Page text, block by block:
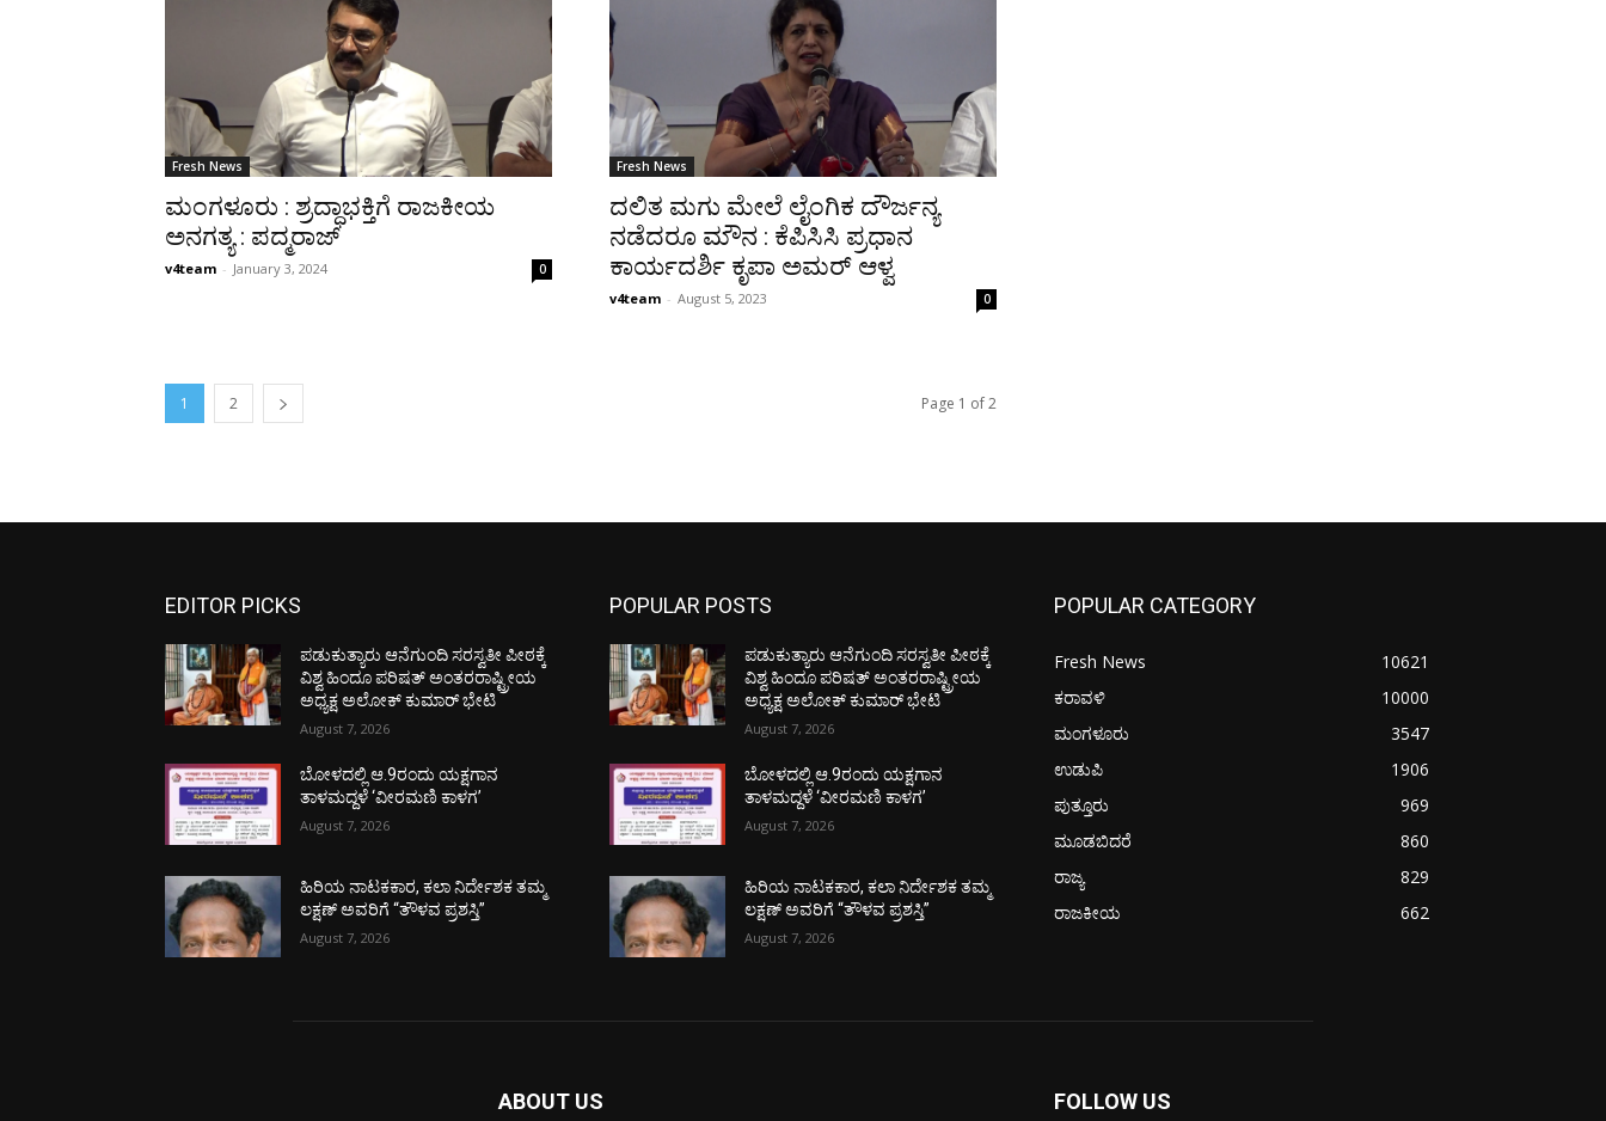
Fresh News
ಮಂಗಳೂರು : ಶ್ರದ್ಧಾಭಕ್ತಿಗೆ ರಾಜಕೀಯ
ಅನಗತ್ಯ : ಪದ್ಮರಾಜ್
v4team - January 3, 2024 0
Fresh News
ದಲಿತ ಮಗು ಮೇಲೆ ಲೈಂಗಿಕ ದೌರ್ಜನ್ಯ
ನಡೆದರೂ ಮೌನ : ಕೆಪಿಸಿಸಿ ಪ್ರಧಾನ
ಕಾರ್ಯದರ್ಶಿ ಕೃಪಾ ಅಮರ್ ಆಳ್ವ
v4team - August 5, 2023 0
1 2 Page 1 of 2
EDITOR PICKS
ಪಡುಕುತ್ಯಾರು ಆನೆಗುಂದಿ ಸರಸ್ವತೀ ಪೀಠಕ್ಕೆ
ವಿಶ್ವ ಹಿಂದೂ ಪರಿಷತ್ ಅಂತರರಾಷ್ಟ್ರೀಯ
ಅಧ್ಯಕ್ಷ ಅಲೋಕ್ ಕುಮಾರ್ ಭೇಟಿ
August 7, 2026
ಬೋಳದಲ್ಲಿ ಆ.9ರಂದು ಯಕ್ಷಗಾನ
ತಾಳಮದ್ದಳೆ ‘ವೀರಮಣಿ ಕಾಳಗ’
August 7, 2026
ಹಿರಿಯ ನಾಟಕಕಾರ, ಕಲಾ ನಿರ್ದೇಶಕ ತಮ್ಮ
ಲಕ್ಷಣ್ ಅವರಿಗೆ “ತೌಳವ ಪ್ರಶಸ್ತಿ”
August 7, 2026
POPULAR POSTS
ಪಡುಕುತ್ಯಾರು ಆನೆಗುಂದಿ ಸರಸ್ವತೀ ಪೀಠಕ್ಕೆ
ವಿಶ್ವ ಹಿಂದೂ ಪರಿಷತ್ ಅಂತರರಾಷ್ಟ್ರೀಯ
ಅಧ್ಯಕ್ಷ ಅಲೋಕ್ ಕುಮಾರ್ ಭೇಟಿ
August 7, 2026
ಬೋಳದಲ್ಲಿ ಆ.9ರಂದು ಯಕ್ಷಗಾನ
ತಾಳಮದ್ದಳೆ ‘ವೀರಮಣಿ ಕಾಳಗ’
August 7, 2026
ಹಿರಿಯ ನಾಟಕಕಾರ, ಕಲಾ ನಿರ್ದೇಶಕ ತಮ್ಮ
ಲಕ್ಷಣ್ ಅವರಿಗೆ “ತೌಳವ ಪ್ರಶಸ್ತಿ”
August 7, 2026
POPULAR CATEGORY
Fresh News
10621
ಕರಾವಳಿ
10000
ಮಂಗಳೂರು
3547
ಉಡುಪಿ
1906
ಪುತ್ತೂರು
969
ಮೂಡಬಿದರೆ
860
ರಾಜ್ಯ
829
ರಾಜಕೀಯ
662
ABOUT US FOLLOW US